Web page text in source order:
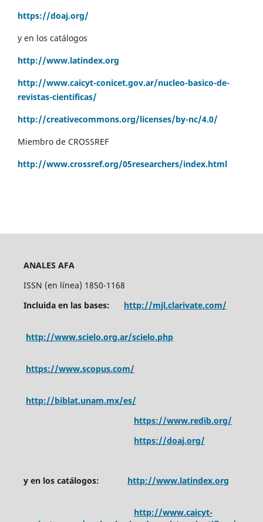
https://doaj.org/
y en los catálogos
http://www.latindex.org
http://www.caicyt-conicet.gov.ar/nucleo-basico-de-
revistas-cientificas/
http://creativecommons.org/licenses/by-nc/4.0/
Miembro de CROSSREF
http://www.crossref.org/05researchers/index.html
ANALES AFA
ISSN (en línea) 1850-1168
Incluida en las bases: http://mjl.clarivate.com/
http://www.scielo.org.ar/scielo.php
https://www.scopus.com/
http://biblat.unam.mx/es/
https://www.redib.org/
https://doaj.org/
y en los catálogos: http://www.latindex.org
http://www.caicyt-